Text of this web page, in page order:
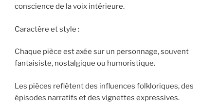
conscience de la voix intérieure.
Caractère et style :
Chaque pièce est axée sur un personnage, souvent
fantaisiste, nostalgique ou humoristique.
Les pièces reflètent des influences folkloriques, des
épisodes narratifs et des vignettes expressives.